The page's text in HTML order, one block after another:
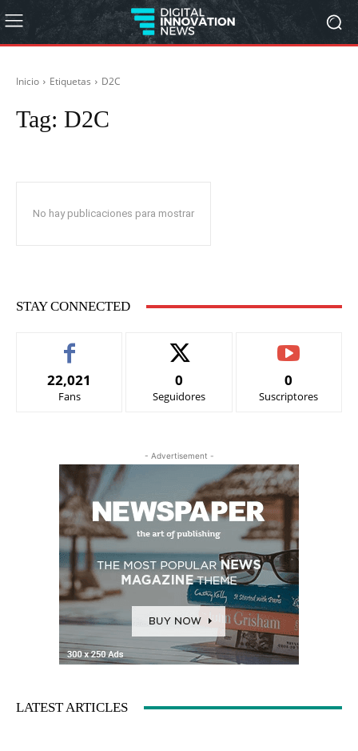
Inicio Etiquetas D2C
Tag: D2C
No hay publicaciones para mostrar
STAY CONNECTED
22,021
Fans
0
Seguidores
0
Suscriptores
- Advertisement -
LATEST ARTICLES